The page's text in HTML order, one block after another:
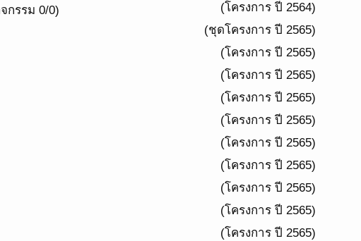
กรรม 0/0)
(โครงการ ปี 2564)
(ชุดโครงการ ปี 2565)
(โครงการ ปี 2565)
(โครงการ ปี 2565)
(โครงการ ปี 2565)
(โครงการ ปี 2565)
(โครงการ ปี 2565)
(โครงการ ปี 2565)
(โครงการ ปี 2565)
(โครงการ ปี 2565)
(โครงการ ปี 2565)